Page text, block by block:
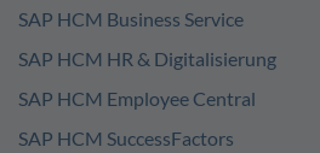
SAP HCM Business Service
SAP HCM HR & Digitalisierung
SAP HCM Employee Central
SAP HCM SuccessFactors